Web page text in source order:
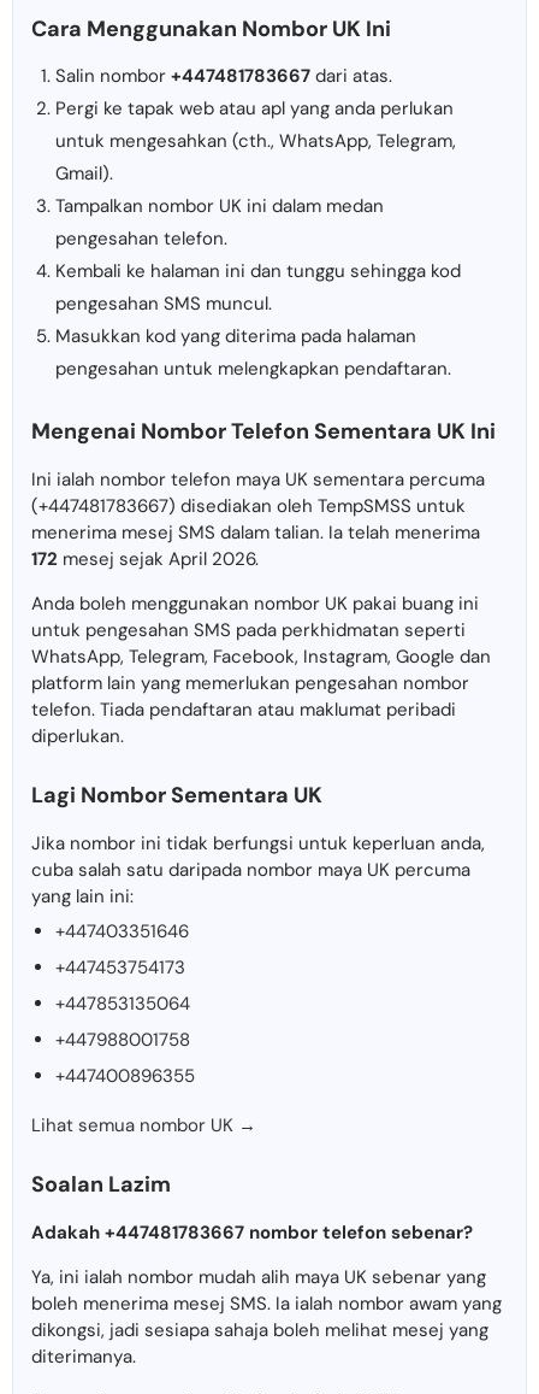
Cara Menggunakan Nombor UK Ini
Salin nombor +447481783667 dari atas.
Pergi ke tapak web atau apl yang anda perlukan
untuk mengesahkan (cth., WhatsApp, Telegram,
Gmail).
Tampalkan nombor UK ini dalam medan
pengesahan telefon.
Kembali ke halaman ini dan tunggu sehingga kod
pengesahan SMS muncul.
Masukkan kod yang diterima pada halaman
pengesahan untuk melengkapkan pendaftaran.
Mengenai Nombor Telefon Sementara UK Ini
Ini ialah nombor telefon maya UK sementara percuma
(+447481783667) disediakan oleh TempSMSS untuk
menerima mesej SMS dalam talian. Ia telah menerima
172 mesej sejak April 2026.
Anda boleh menggunakan nombor UK pakai buang ini
untuk pengesahan SMS pada perkhidmatan seperti
WhatsApp, Telegram, Facebook, Instagram, Google dan
platform lain yang memerlukan pengesahan nombor
telefon. Tiada pendaftaran atau maklumat peribadi
diperlukan.
Lagi Nombor Sementara UK
Jika nombor ini tidak berfungsi untuk keperluan anda,
cuba salah satu daripada nombor maya UK percuma
yang lain ini:
+447403351646
+447453754173
+447853135064
+447988001758
+447400896355
Lihat semua nombor UK →
Soalan Lazim
Adakah +447481783667 nombor telefon sebenar?
Ya, ini ialah nombor mudah alih maya UK sebenar yang
boleh menerima mesej SMS. Ia ialah nombor awam yang
dikongsi, jadi sesiapa sahaja boleh melihat mesej yang
diterimanya.